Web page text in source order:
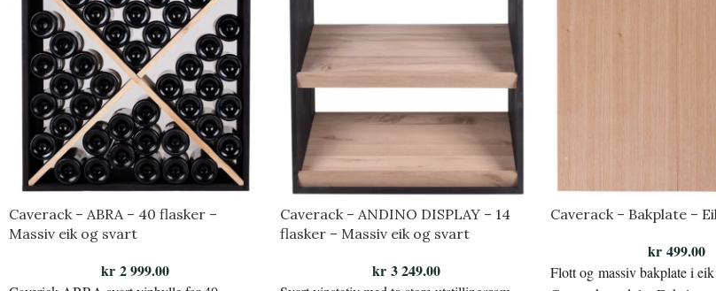
Caverack – ABRA – 40 flasker –
Massiv eik og svart
kr 2 999.00
Caverack – ANDINO DISPLAY – 14
flasker – Massiv eik og svart
kr3 249.00
Caverack – Bakplate –
kr 499.00
Flott og massiv bakplate i